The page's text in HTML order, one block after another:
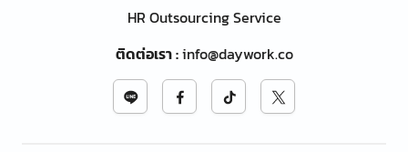
HR Outsourcing Service
ติดต่อเรา:info@daywork.co